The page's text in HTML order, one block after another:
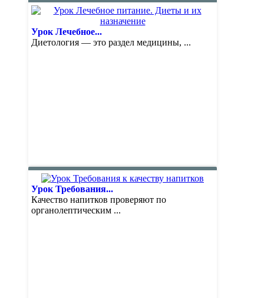
Урок Лечебное...
Диетология — это раздел медицины, ...
Урок Требования...
Качество напитков проверяют по
органолептическим ...